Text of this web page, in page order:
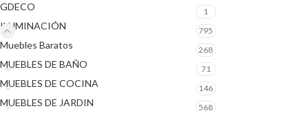
GDECO 1
ILUMINACIÓN 795
Muebles Baratos 268
MUEBLES DE BAÑO 71
MUEBLES DE COCINA 146
MUEBLES DE JARDIN 568